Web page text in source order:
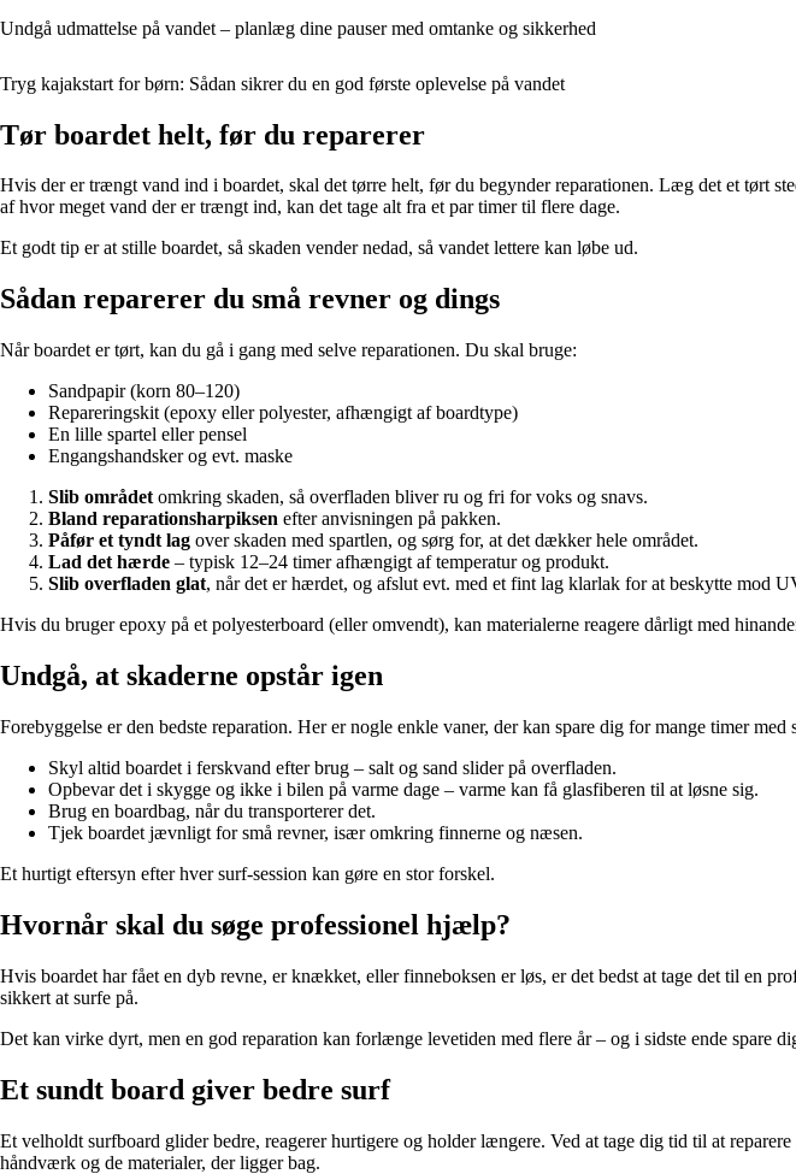
Undgå udmattelse på vandet – planlæg dine pauser med omtanke og sikkerhed
Tryg kajakstart for børn: Sådan sikrer du en god første oplevelse på vandet
Tør boardet helt, før du reparerer
Hvis der er trængt vand ind i boardet, skal det tørre helt, før du begynder reparationen. Læg det et tørt
af hvor meget vand der er trængt ind, kan det tage alt fra et par timer til flere dage.
Et godt tip er at stille boardet, så skaden vender nedad, så vandet lettere kan løbe ud.
Sådan reparerer du små revner og dings
Når boardet er tørt, kan du gå i gang med selve reparationen. Du skal bruge:
Sandpapir (korn 80–120)
Repareringskit (epoxy eller polyester, afhængigt af boardtype)
En lille spartel eller pensel
Engangshandsker og evt. maske
Slib området omkring skaden, så overfladen bliver ru og fri for voks og snavs.
Bland reparationsharpiksen efter anvisningen på pakken.
Påfør et tyndt lag over skaden med spartlen, og sørg for, at det dækker hele området.
Lad det hærde – typisk 12–24 timer afhængigt af temperatur og produkt.
Slib overfladen glat, når det er hærdet, og afslut evt. med et fint lag klarlak for at beskytte mod
Hvis du bruger epoxy på et polyesterboard (eller omvendt), kan materialerne reagere dårligt med
Undgå, at skaderne opstår igen
Forebyggelse er den bedste reparation. Her er nogle enkle vaner, der kan spare dig for mange timer med
Skyl altid boardet i ferskvand efter brug – salt og sand slider på overfladen.
Opbevar det i skygge og ikke i bilen på varme dage – varme kan få glasfiberen til at løsne sig.
Brug en boardbag, når du transporterer det.
Tjek boardet jævnligt for små revner, især omkring finnerne og næsen.
Et hurtigt eftersyn efter hver surf-session kan gøre en stor forskel.
Hvornår skal du søge professionel hjælp?
Hvis boardet har fået en dyb revne, er knækket, eller finneboksen er løs, er det bedst at tage det til en
sikkert at surfe på.
Det kan virke dyrt, men en god reparation kan forlænge levetiden med flere år – og i sidste ende spare
Et sundt board giver bedre surf
Et velholdt surfboard glider bedre, reagerer hurtigere og holder længere. Ved at tage dig tid til at
håndværk og de materialer, der ligger bag.